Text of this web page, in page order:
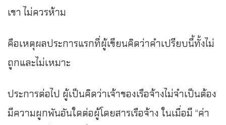
เขา ไม่ควรห้าม
คือเหตุผลประการแรกที่ผู้เขียนคิดว่าคำเปรียบนี้ทั้งไม่
ถูกและไม่เหมาะ
ประการต่อไป ผู้เป็นคิดว่าเจ้าของเรือจ้างไม่จำเป็นต้อง
มีความผูกพันอันใดต่อผู้โดยสารเรือจ้าง ในเมื่อมี “ค่า